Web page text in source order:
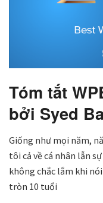
Tóm tắt
bởi Syed
Giống như mọi năm,
tôi cả về cá nhân lẫn
không chắc lắm khi
tròn 10 tuổi